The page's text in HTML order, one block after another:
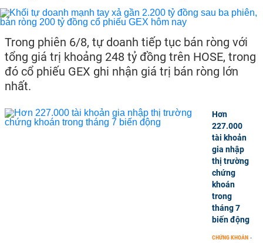
Trong phiên 6/8, tự doanh tiếp tục bán ròng với
tổng giá trị khoảng 248 tỷ đồng trên HOSE, trong
đó cổ phiếu GEX ghi nhận giá trị bán ròng lớn
nhất.
Hơn
227.000
tài khoản
gia nhập
thị trường
chứng
khoán
trong
tháng 7
biến động
CHỨNG KHOÁN -